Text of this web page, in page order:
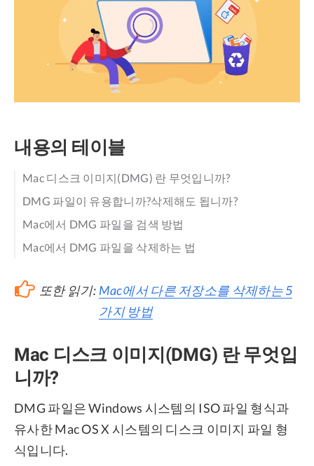
내용의 테이블
Mac 디스크 이미지(DMG) 란 무엇입니까?
DMG 파일이 유용합니까?삭제해도 됩니까?
Mac에서 DMG 파일을 검색 방법
Mac에서 DMG 파일을 삭제하는 법
또한 읽기: Mac에서 다른 저장소를 삭제하는 5
가지 방법
Mac 디스크 이미지(DMG) 란 무엇입
니까?
DMG 파일은 Windows 시스템의 ISO 파일 형식과
유사한 Mac OS X 시스템의 디스크 이미지 파일 형
식입니다.